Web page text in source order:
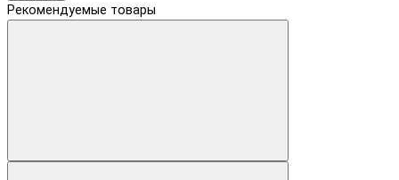
Рекомендуемые товары